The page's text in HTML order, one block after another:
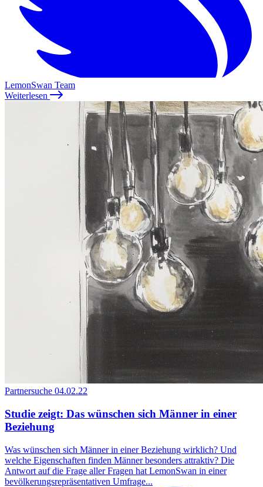
LemonSwan Team
Weiterlesen
Partnersuche 04.02.22
Studie zeigt: Das wünschen sich Männer in einer
Beziehung
Was wünschen sich Männer in einer Beziehung wirklich? Und
welche Eigenschaften finden Männer besonders attraktiv? Die
Antwort auf die Frage aller Fragen hat LemonSwan in einer
bevölkerungsrepräsentativen Umfrage...